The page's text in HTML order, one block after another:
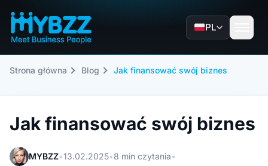
PL
Strona główna Blog Jak finansować swój biznes
Jak finansować swój biznes
MYBZZ•13.02.2025•8 min czytania•